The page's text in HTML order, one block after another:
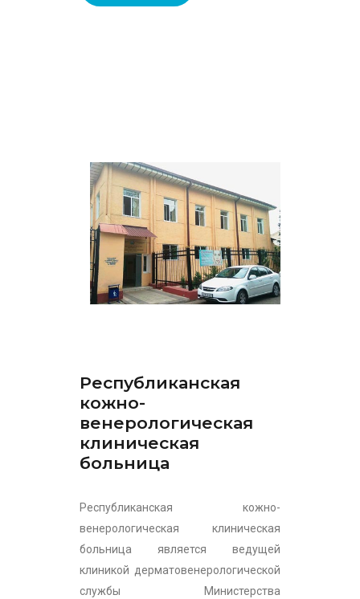
Республиканская
кожно-
венерологическая
клиническая
больница
Республиканская кожно-
венерологическая клиническая
больница является ведущей
клиникой дерматовенерологической
службы Министерства